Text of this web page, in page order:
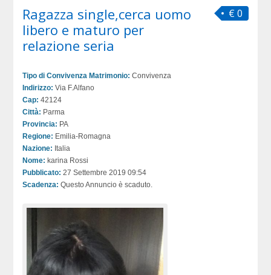
€ 0
Ragazza single,cerca uomo
libero e maturo per
relazione seria
Tipo di Convivenza Matrimonio: Convivenza
Indirizzo: Via F.Alfano
Cap: 42124
Città: Parma
Provincia: PA
Regione: Emilia-Romagna
Nazione: Italia
Nome: karina Rossi
Pubblicato: 27 Settembre 2019 09:54
Scadenza: Questo Annuncio è scaduto.